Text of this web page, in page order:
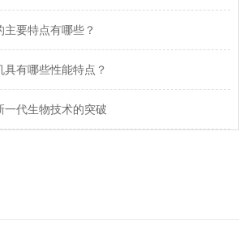
要特点有哪些？
有哪些性能特点？
一代生物技术的突破